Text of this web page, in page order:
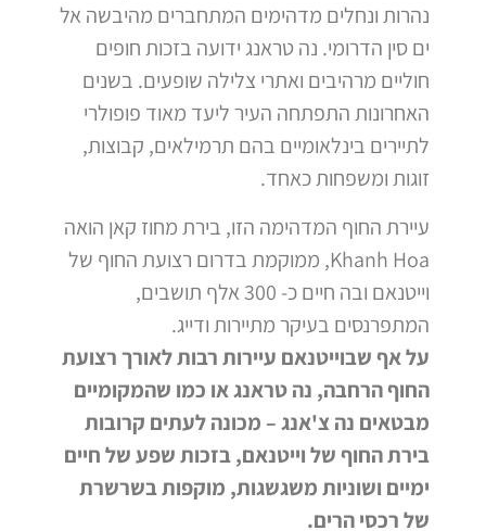
נהרות ונחלים מדהימים המתחברים מהיבשה אל
ים סין הדרומי. נה טראנג ידועה בזכות חופים
חוליים מרהיבים ואתרי צלילה שופעים. בשנים
האחרונות התפתחה העיר ליעד מאוד פופולרי
לתיירים בינלאומיים בהם תרמילאים, קבוצות,
זוגות ומשפחות כאחד.
עיירת החוף המדהימה הזו, בירת מחוז קאן הואה
Khanh Hoa, ממוקמת בדרום רצועת החוף של
וייטנאם ובה חיים כ- 300 אלף תושבים,
המתפרנסים בעיקר מתיירות ודייג.
על אף שבוייטנאם עיירות רבות לאורך רצועת
החוף הרחבה, נה טראנג או כמו שהמקומיים
מבטאים נה צ'אנג – מכונה לעתים קרובות
בירת החוף של וייטנאם, בזכות שפע של חיים
ימיים ושוניות משגשגות, מוקפות בשרשרת
של רכסי הרים.